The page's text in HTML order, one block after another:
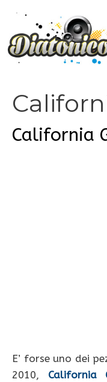
contenuto
California
E’ forse uno dei
2010, California